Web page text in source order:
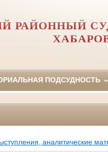
РАЙОННЫЙ
ПОДСУДНОСТЬ
аналитические